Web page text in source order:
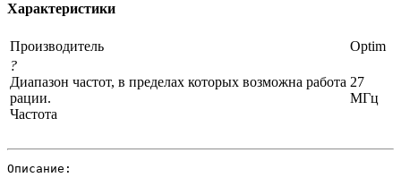
Характеристики
Производитель
Optim
?
Диапазон частот, в пределах которых возможна работа
рации.
Частота
27
МГц
Описание: